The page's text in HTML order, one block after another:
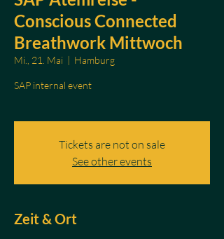
Conscious Connected
Breathwork Mittwoch
Mi., 21. Mai
  |
Hamburg
SAP internal event
Tickets are not on sale
See other events
Zeit & Ort